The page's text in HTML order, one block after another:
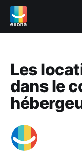
Les
dans le